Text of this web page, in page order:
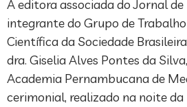
A editora associada do Jornal
integrante do Grupo de
Científica da Sociedade
dra. Giselia Alves Pontes da
Academia Pernambucana de
cerimonial, realizado na noite